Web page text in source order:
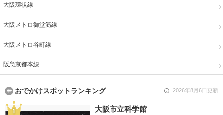
大阪環状線
大阪メトロ御堂筋線
大阪メトロ谷町線
阪急京都本線
おでかけスポットランキング 2026年8月6日更新
大阪市立科学館